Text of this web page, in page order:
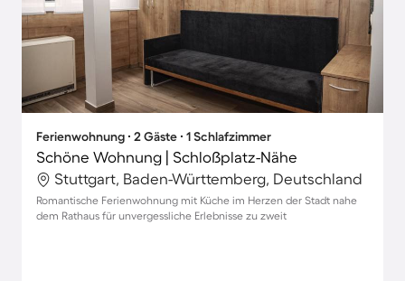
Ferienwohnung ∙ 2 Gäste ∙ 1 Schlafzimmer
Schöne Wohnung | Schloßplatz-Nähe
Stuttgart, Baden-Württemberg, Deutschland
Romantische Ferienwohnung mit Küche im Herzen der Stadt nahe
dem Rathaus für unvergessliche Erlebnisse zu zweit